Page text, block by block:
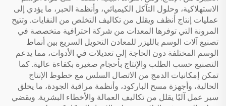
الاستهلاكية، وحلول التآكل الكيميائي، وأنظمة الحبر، ما يؤدي إلى
عمليات إنتاج أنظف ويقلل من تكاليف التخلص من النفايات. وتتيح
المرونة التي توفرها المعدات من شركة احترافية متخصصة في
تصنيع آلات الوسم بالليزر للمعادن التحويل السريع بين أنماط
الوسم المختلفة دون الحاجة إلى تعديلات في الأدوات، مما يدعم
التصنيع حسب الطلب والإنتاج بأحجام صغيرة بكفاءة عالية. كما
تمكن إمكانيات الدمج من الاتصال السلس مع خطوط الإنتاج
الحالية، وأجهزة مسح الباركود، وأنظمة مراقبة الجودة، ما يخلق
سير عمل آليًا يقلل من تكاليف العمالة والأخطاء البشرية. ويقضي